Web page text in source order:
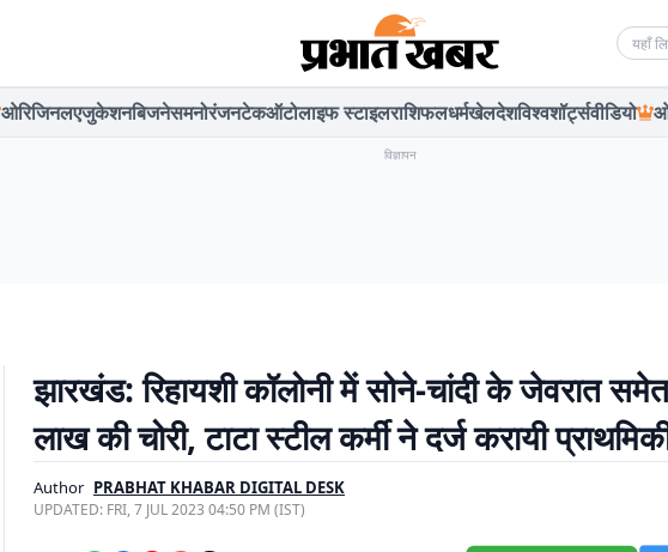
ओरिजिनलएजुकेशनबिजनेसमनोरंजनटेकऑटोलाइफ स्टाइलराशिफलधर्मखेलदेशविश्वशॉर्ट्सवीडियो
विज्ञापन
झारखंड: रिहायशी कॉलोनी में सोने-चांदी के जेवरात
लाख की चोरी, टाटा स्टील कर्मी ने दर्ज करायी
Author PRABHAT KHABAR DIGITAL DESK
UPDATED: FRI, 7 JUL 2023 04:50 PM (IST)